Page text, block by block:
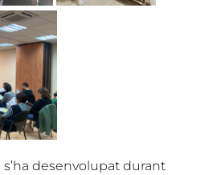
desenvolupat durant